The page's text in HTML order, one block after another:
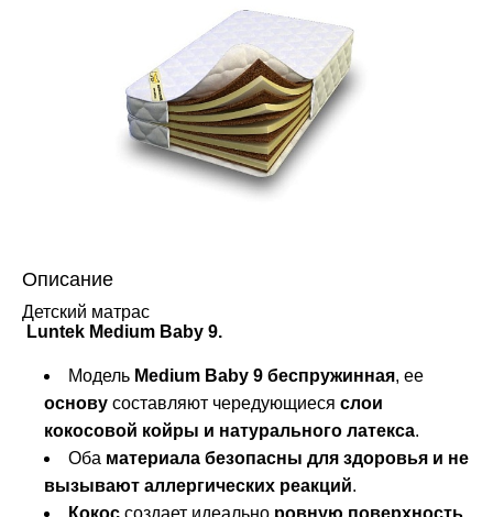
Описание
Детский матрас
Luntek Medium Baby 9.
Модель Medium Baby 9 беспружинная, ее
основу составляют чередующиеся слои
кокосовой койры и натурального латекса.
Оба материала безопасны для здоровья и не
вызывают аллергических реакций.
Кокос создает идеально ровную поверхность